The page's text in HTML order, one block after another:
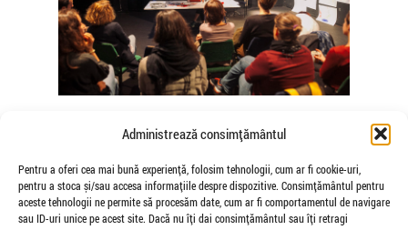
Administrează consimțământul
Pentru a oferi cea mai bună experiență, folosim tehnologii, cum ar fi cookie-uri,
pentru a stoca și/sau accesa informațiile despre dispozitive. Consimțământul pentru
aceste tehnologii ne permite să procesăm date, cum ar fi comportamentul de navigare
sau ID-uri unice pe acest site. Dacă nu îți dai consimțământul sau îți retragi
Somatice susținute de coregrafele
Mădălina Dan și Valentina De Piante
Niculae
de Veioza Arte